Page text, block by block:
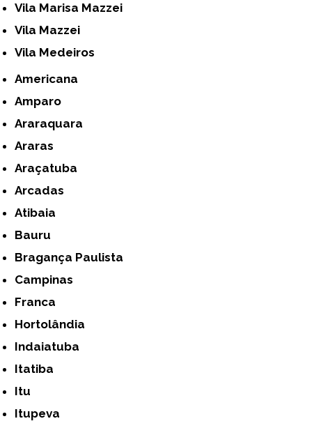
Vila Marisa Mazzei
Vila Mazzei
Vila Medeiros
Americana
Amparo
Araraquara
Araras
Araçatuba
Arcadas
Atibaia
Bauru
Bragança Paulista
Campinas
Franca
Hortolândia
Indaiatuba
Itatiba
Itu
Itupeva